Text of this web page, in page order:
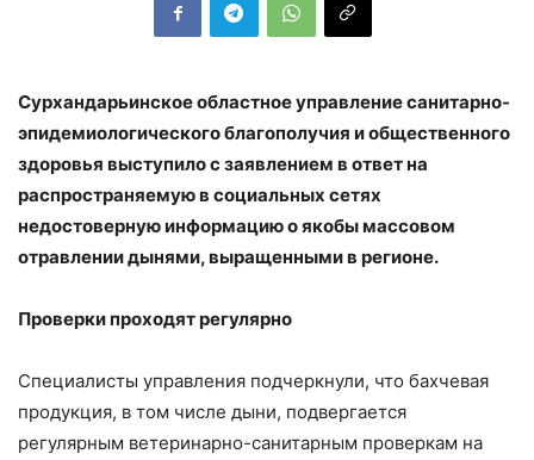
Сурхандарьинское областное управление санитарно-
эпидемиологического благополучия и общественного
здоровья выступило с заявлением в ответ на
распространяемую в социальных сетях
недостоверную информацию о якобы массовом
отравлении дынями, выращенными в регионе.
Проверки проходят регулярно
Специалисты управления подчеркнули, что бахчевая
продукция, в том числе дыни, подвергается
регулярным ветеринарно-санитарным проверкам на